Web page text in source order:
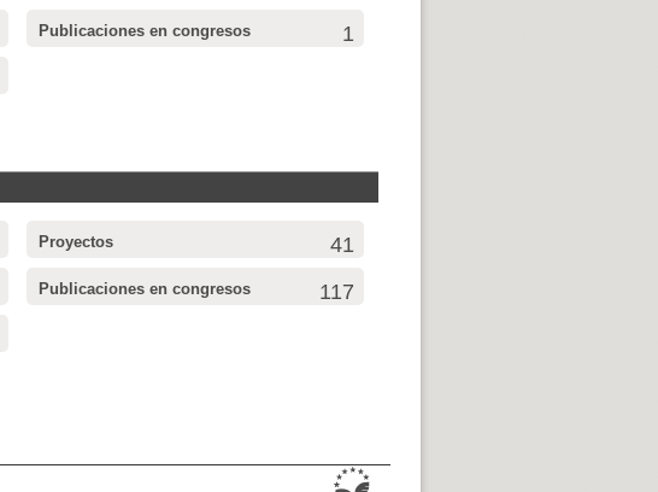
Publicaciones en congresos 1
Proyectos 41
Publicaciones en congresos 117